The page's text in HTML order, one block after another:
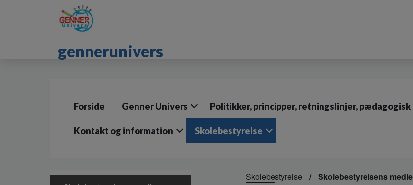
gennerunivers
Forside Genner Univers Politikker, principper, retningslinjer, pædagogisk
Kontakt og information Skolebestyrelse
Skolebestyrelse Skolebestyrelsens